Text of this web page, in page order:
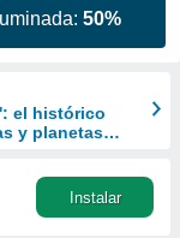
Iluminada:50%
el histórico
y planetas
Instalar